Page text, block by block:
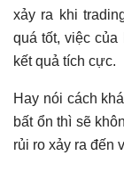
xảy ra khi
quá tốt, việc
kết quả tích cực.
Hay nói cách
bất ổn thì sẽ
rủi ro xảy ra đến